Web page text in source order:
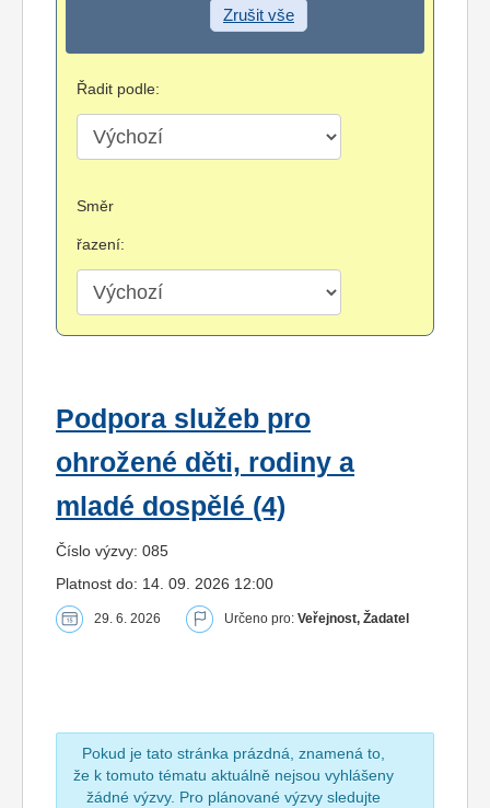
Zrušit vše
Řadit podle:
Směr
řazení:
Podpora služeb pro
ohrožené děti, rodiny a
mladé dospělé (4)
Číslo výzvy: 085
Platnost do: 14. 09. 2026 12:00
29. 6. 2026 Určeno pro: Veřejnost, Žadatel
Pokud je tato stránka prázdná, znamená to,
že k tomuto tématu aktuálně nejsou vyhlášeny
žádné výzvy. Pro plánované výzvy sledujte